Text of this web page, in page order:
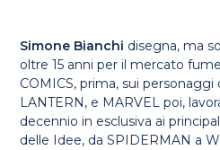
Simone Bianchi disegna, ma
oltre 15 anni per il mercato
COMICS, prima, sui personaggi
LANTERN, e MARVEL poi,
decennio in esclusiva ai
delle Idee, da SPIDERMAN a